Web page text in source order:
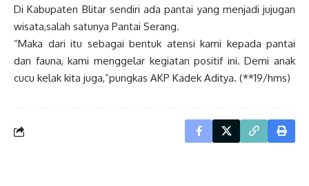
Di Kabupaten Blitar sendiri ada pantai yang menjadi jujugan
wisata,salah satunya Pantai Serang.
“Maka dari itu sebagai bentuk atensi kami kepada pantai
dan fauna, kami menggelar kegiatan positif ini. Demi anak
cucu kelak kita juga,”pungkas AKP Kadek Aditya. (**19/hms)